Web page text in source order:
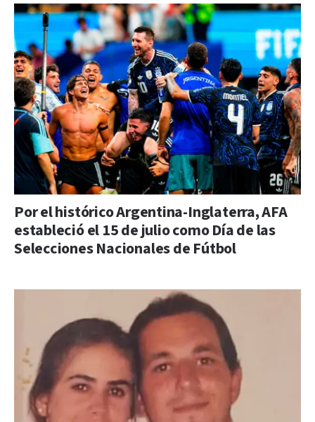
Por el histórico Argentina-Inglaterra, AFA
estableció el 15 de julio como Día de las
Selecciones Nacionales de Fútbol